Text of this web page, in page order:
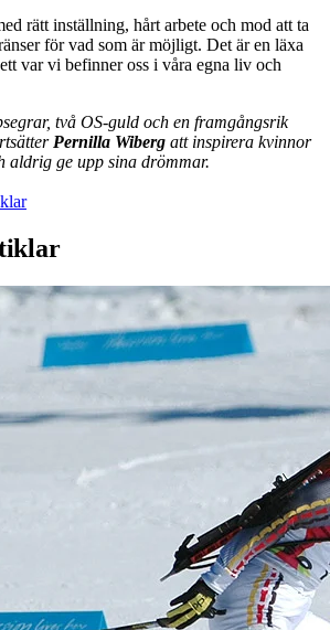
rätt inställning, hårt arbete och mod att ta
för vad som är möjligt. Det är en läxa
var vi befinner oss i våra egna liv och
två OS-guld och en framgångsrik
Pernilla Wiberg att inspirera kvinnor
aldrig ge upp sina drömmar.